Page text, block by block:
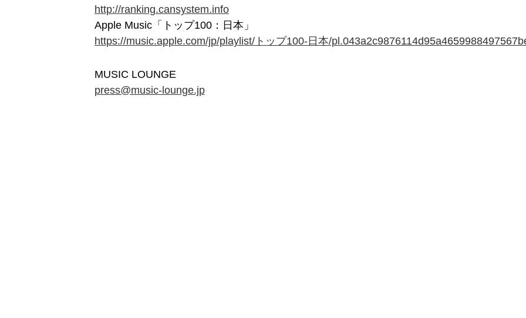
http://ranking.cansystem.info
Apple Music「トップ100：日本」
https://music.apple.com/jp/playlist/トップ100-日本/
MUSIC LOUNGE
press@music-lounge.jp